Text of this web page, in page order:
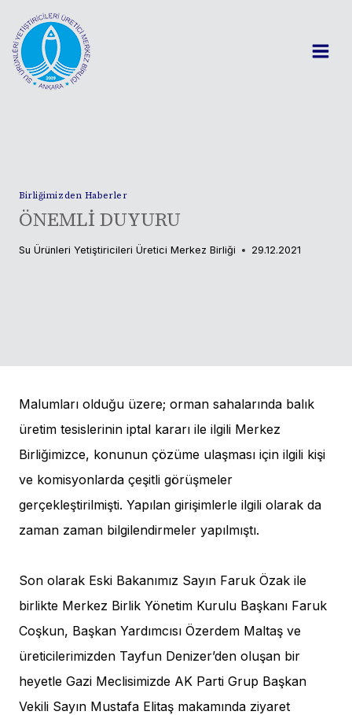
content
Birliğimizden Haberler
ÖNEMLİ DUYURU
Su Ürünleri Yetiştiricileri Üretici Merkez Birliği 29.12.2021
Malumları olduğu üzere; orman sahalarında balık
üretim tesislerinin iptal kararı ile ilgili Merkez
Birliğimizce, konunun çözüme ulaşması için ilgili kişi
ve komisyonlarda çeşitli görüşmeler
gerçekleştirilmişti. Yapılan girişimlerle ilgili olarak da
zaman zaman bilgilendirmeler yapılmıştı.
Son olarak Eski Bakanımız Sayın Faruk Özak ile
birlikte Merkez Birlik Yönetim Kurulu Başkanı Faruk
Coşkun, Başkan Yardımcısı Özerdem Maltaş ve
üreticilerimizden Tayfun Denizer’den oluşan bir
heyetle Gazi Meclisimizde AK Parti Grup Başkan
Vekili Sayın Mustafa Elitaş makamında ziyaret